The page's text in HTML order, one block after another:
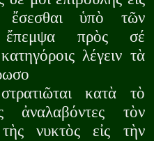
ἔσεσθαι ὑπὸ τῶν
ἔπεμψα πρὸς σέ
λέγειν τὰ
κατὰ τὸ
ἀναλαβόντες τὸν
νυκτὸς εἰς τὴν